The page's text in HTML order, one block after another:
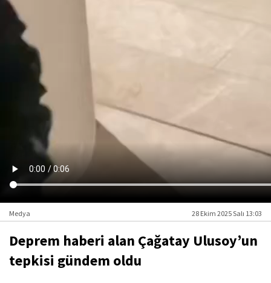
Medya 28 Ekim 2025 Salı 13:03
Deprem haberi alan Çağatay Ulusoy’un
tepkisi gündem oldu